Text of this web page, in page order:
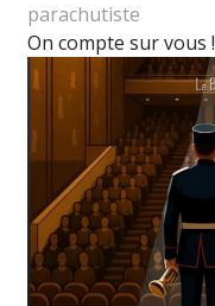
parachutiste
On compte sur vous !